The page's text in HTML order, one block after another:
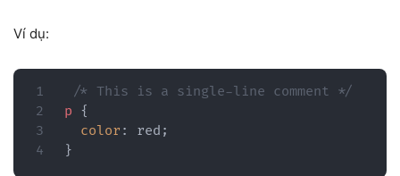
Ví dụ:
/* This is a single-line comment */
p {
color : red ;
}